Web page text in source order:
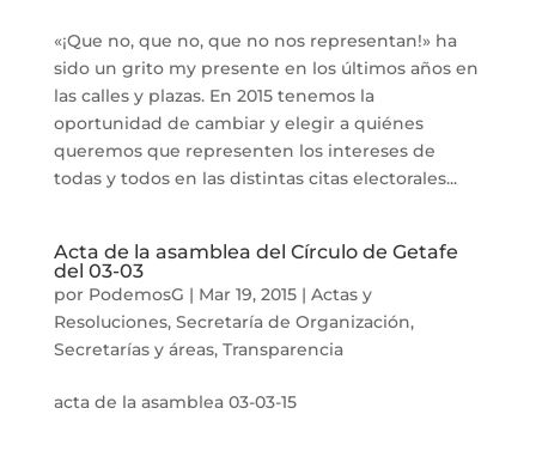
«¡Que no, que no, que no nos representan!» ha
sido un grito my presente en los últimos años en
las calles y plazas. En 2015 tenemos la
oportunidad de cambiar y elegir a quiénes
queremos que representen los intereses de
todas y todos en las distintas citas electorales...
Acta de la asamblea del Círculo de Getafe
del 03-03
por PodemosG | Mar 19, 2015| Actas y
Resoluciones, Secretaría de Organización,
Secretarías y áreas, Transparencia
acta de la asamblea 03-03-15